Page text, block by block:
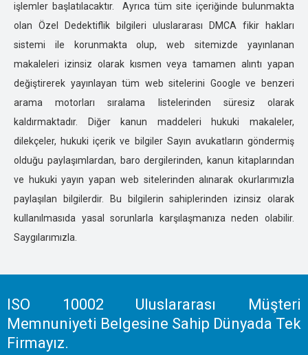
GİRESUN ÖZEL DEDEKTİFLİK
GÜMÜŞHANE ÖZEL DEDEKTİFLİK
HAKKARİ ÖZEL DEDEKTİFLİK
HATAY ÖZEL DEDEKTİFLİK
ISPARTA ÖZEL DEDEKTİFLİK
IĞDIR ÖZEL DEDEKTİFLİK
İSTANBUL ÖZEL DEDEKTİFLİK
İZMİR ÖZEL DEDEKTİFLİK
KARS ÖZEL DEDEKTİFLİK
KASTOMONU ÖZEL DEDEKTİFLİK
KARAMAN ÖZEL DEDEKTİFLİK
KARABÜK ÖZEL DEDEKTİFLİK
KAHRAMANMARAŞ ÖZEL DEDEKTİFLİK
KIRIKKALE ÖZEL DEDEKTİFLİK
KIRŞEHİR ÖZEL DEDEKTİFLİK
KOCAELİ ÖZEL DEDEKTİFLİK
KİLİS ÖZEL DEDEKTİFLİK
işlemler başlatılacaktır. Ayrıca tüm site içeriğinde bulunmakta
olan Özel Dedektiflik bilgileri uluslararası DMCA fikir hakları
sistemi ile korunmakta olup, web sitemizde yayınlanan
makaleleri izinsiz olarak kısmen veya tamamen alıntı yapan
değiştirerek yayınlayan tüm web sitelerini Google ve benzeri
arama motorları sıralama listelerinden süresiz olarak
kaldırmaktadır. Diğer kanun maddeleri hukuki makaleler,
dilekçeler, hukuki içerik ve bilgiler Sayın avukatların göndermiş
olduğu paylaşımlardan, baro dergilerinden, kanun kitaplarından
ve hukuki yayın yapan web sitelerinden alınarak okurlarımızla
paylaşılan bilgilerdir. Bu bilgilerin sahiplerinden izinsiz olarak
kullanılmasıda yasal sorunlarla karşılaşmanıza neden olabilir.
Saygılarımızla.
ISO 10002 Uluslararası Müşteri
Memnuniyeti Belgesine Sahip Dünyada Tek
Firmayız.